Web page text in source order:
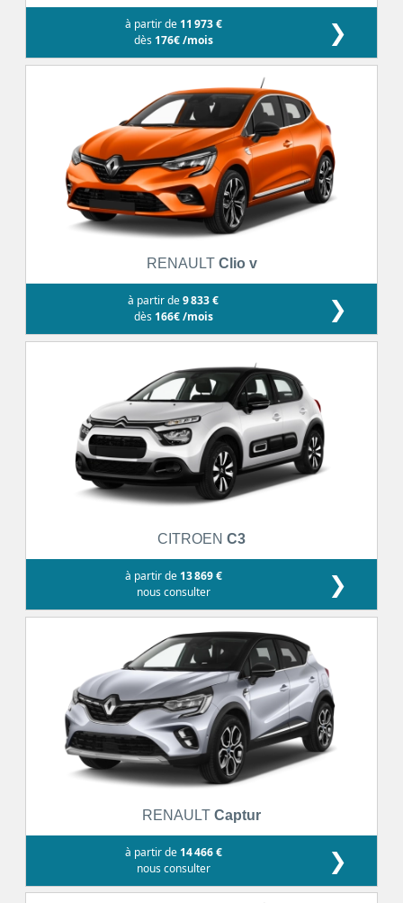
à partir de 11 973 €
dès 176€ /mois ❯
RENAULT Clio v
à partir de9 833 €
dès 166€ /mois ❯
CITROEN C3
à partir de 13 869 €
nous consulter
❯
RENAULT Captur
à partir de 14 466 €
nous consulter
❯